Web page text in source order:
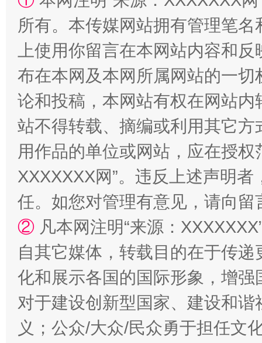
国家大学科技园优化重塑工作
扯下公款旅游的“隐身衣” 如何以
所有。本传媒网站拥有管理笔
上使用你留言在本网站内容和
布在本网及本网所属网站的一
论和投稿，本网站有权在网站
站不得转载、摘编或利用其它
用作品的单位或网站，应在授
XXXXXXX网”。违反上述声明
任。如您对管理有意见，请向
② 凡本网注明“来源：
自其它媒体，转载目的在于传
化和展示各国的国际形象，增
对于建设创新型国家、建设和
义；公众/大众/民众勇于担任文